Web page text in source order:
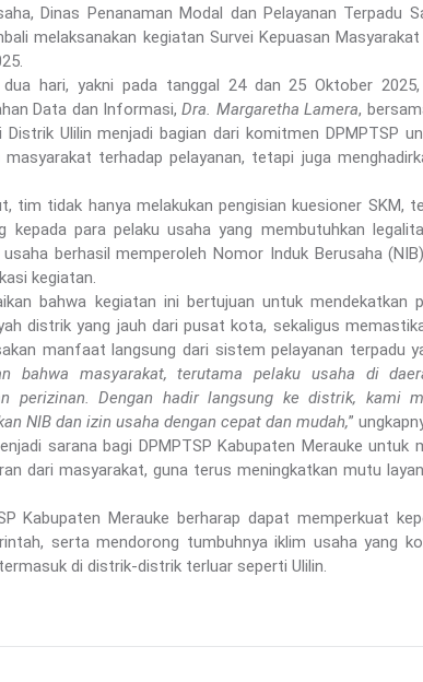
Dinas Penanaman Modal dan Pelayanan Terpadu
melaksanakan kegiatan Survei Kepuasan
hari, yakni pada tanggal 24 dan 25 Oktober 2025,
Data dan Informasi,Dra. Margaretha Lamera,
Ulilin menjadi bagian dari komitmen DPMPTSP
terhadap pelayanan, tetapi juga
tim tidak hanya melakukan pengisian kuesioner SKM,
kepada para pelaku usaha yang membutuhkan
berhasil memperoleh Nomor Induk Berusaha
kegiatan.
bahwa kegiatan ini bertujuan untuk mendekatkan
distrik yang jauh dari pusat kota, sekaligus
manfaat langsung dari sistem pelayanan terpadu
bahwa masyarakat, terutama pelaku usaha di
perizinan. Dengan hadir langsung ke distrik, kami
NIB dan izin usaha dengan cepat dan mudah,”
sarana bagi DPMPTSP Kabupaten Merauke untuk
dari masyarakat, guna terus meningkatkan mutu
Kabupaten Merauke berharap dapat memperkuat
serta mendorong tumbuhnya iklim usaha yang
di distrik-distrik terluar seperti Ulilin.